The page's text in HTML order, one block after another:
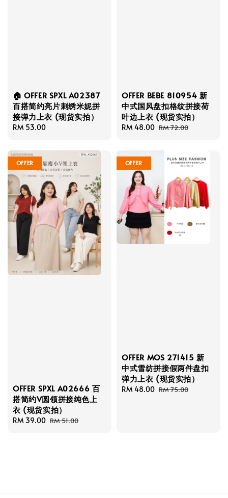
🏠 OFFER SPXL A02387
百搭简约亮片刺绣米妮拼
接弹力上衣 (现货实拍）
Regular
RM 53.00
OFFER BEBE 810954 新
中式国风盘扣格纹拼接荷
叶边上衣 (现货实拍）
Sale
RM 48.00 Regular
RM 72.00
OFFER
OFFER SPXL A02666 百
搭简约V圆领拼接纯色上
衣 (现货实拍）
Sale
RM 39.00 Regular
RM 51.00
OFFER
OFFER MOS 271415 新
中式雪纺拼接假两件盘扣
弹力上衣 (现货实拍）
Sale
RM 48.00 Regular
RM 75.00